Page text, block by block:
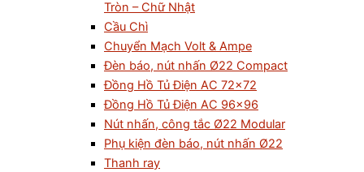
Tròn – Chữ Nhật
Cầu Chì
Chuyển Mạch Volt & Ampe
Đèn báo, nút nhấn Ø22 Compact
Đồng Hồ Tủ Điện AC 72×72
Đồng Hồ Tủ Điện AC 96×96
Nút nhấn, công tắc Ø22 Modular
Phụ kiện đèn báo, nút nhấn Ø22
Thanh ray